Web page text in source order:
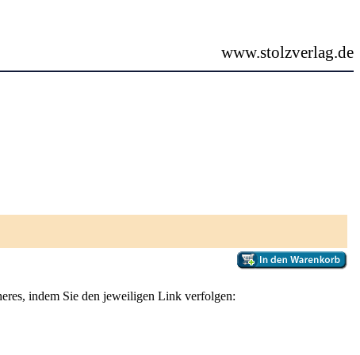
www.stolzverlag.de
indem Sie den jeweiligen Link verfolgen: